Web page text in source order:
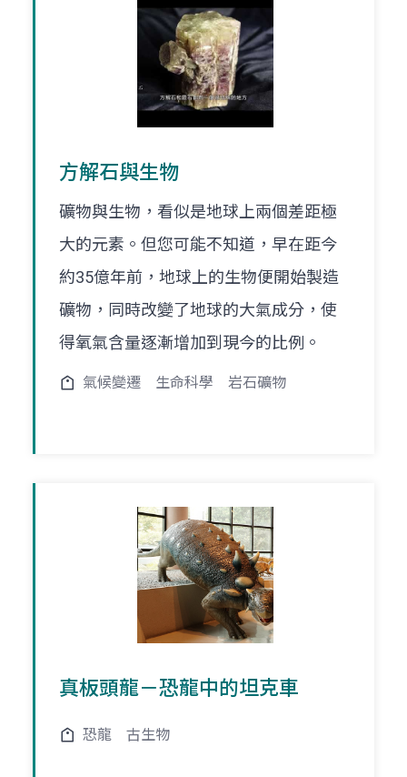
方解石與生物
礦物與生物，看似是地球上兩個差距極
大的元素。但您可能不知道，早在距今
約35億年前，地球上的生物便開始製造
礦物，同時改變了地球的大氣成分，使
得氧氣含量逐漸增加到現今的比例。
氣候變遷 生命科學 岩石礦物
真板頭龍－恐龍中的坦克車
恐龍 古生物